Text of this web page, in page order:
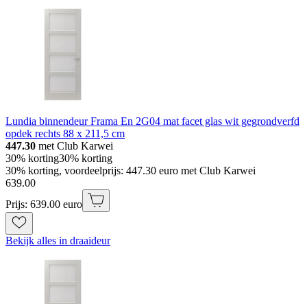
Lundia binnendeur Frama En 2G04 mat facet glas wit gegrondverfd
opdek rechts 88 x 211,5 cm
447.30 met Club Karwei
30% korting30% korting
30% korting, voordeelprijs: 447.30 euro met Club Karwei
639.00
Prijs: 639.00 euro
Bekijk alles in draaideur